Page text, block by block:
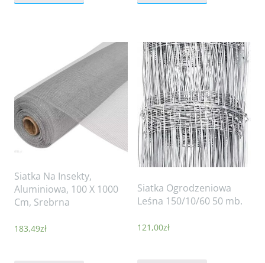
Siatka Na Insekty,
Aluminiowa, 100 X 1000
Cm, Srebrna
183,49zł
Siatka Ogrodzeniowa
Leśna 150/10/60 50 mb.
121,00zł